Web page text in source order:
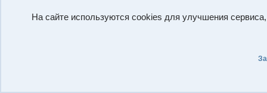
На сайте используются cookies для улучшения